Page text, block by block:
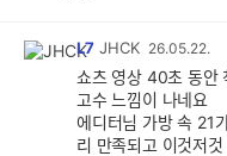
L7 JHCK 26.05.22.
쇼츠 영상 40초 동안
고수 느낌이 나네요
에디터님 가방 속 21
리 만족되고 이것저